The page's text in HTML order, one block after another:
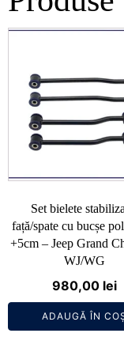
Set bielete
față/spate cu bucșe
+5cm – Jeep Grand
WJ/WG
980,00 lei
ADAUGĂ ÎN